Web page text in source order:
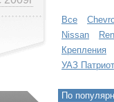
Все
Nissan
Крепления
УАЗ
По